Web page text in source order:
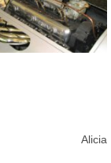
Alicia